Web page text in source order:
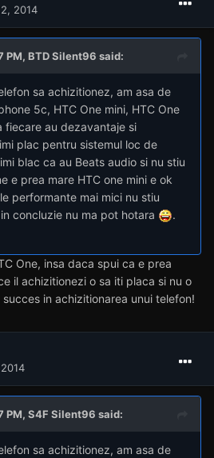
2014
PM, BTD Silent96 said:
sa achizitionez, am asa de
5c, HTC One mini, HTC One
fiecare au dezavantaje si
plac pentru sistemul loc de
blac ca au Beats audio si nu stiu
e prea mare HTC one mini e ok
performante mai mici nu stiu
concluzie nu ma pot hotara
.
One, insa daca spui ca e prea
il achizitionezi o sa iti placa si nu o
in achizitionarea unui telefon!
PM, S4F Silent96 said:
sa achizitionez, am asa de